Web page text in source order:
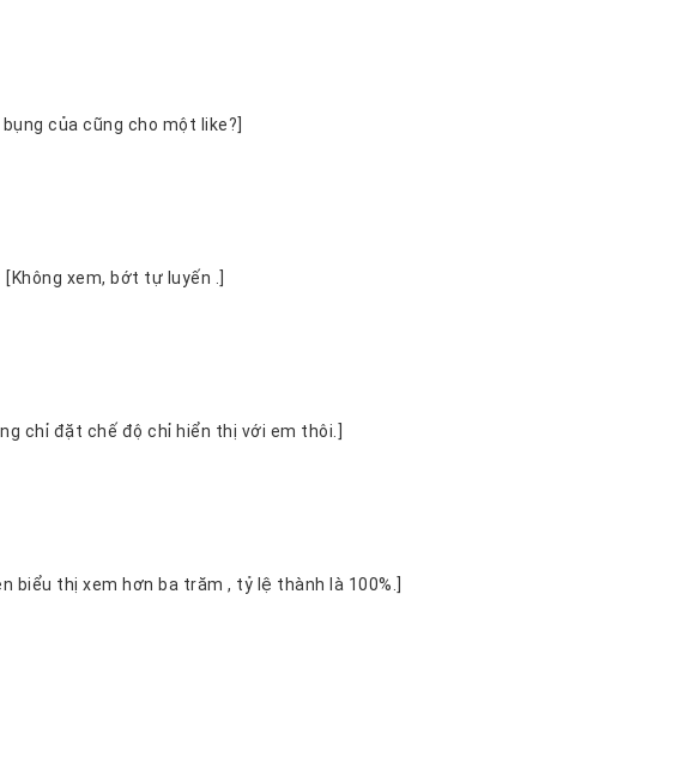
[Nhìn cơ bụng của cũng cho một like?]
gay gắt : [Không xem, bớt tự luyến .]
[Ồh, nhưng chỉ đặt chế độ chỉ hiển thị với em thôi.]
[Giao diện biểu thị xem hơn ba trăm , tỷ lệ thành là 100%.]